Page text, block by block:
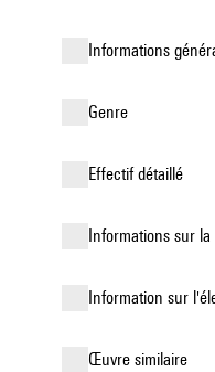
informations
genre
effectif détaillé
informations sur
Information sur
œuvre similaire